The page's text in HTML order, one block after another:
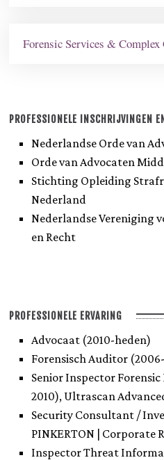
Forensic Services &
PROFESSIONELE INSCHRIJVINGEN
Nederlandse Orde van
Orde van Advocaten
Stichting Opleiding
Nederland
Nederlandse Vereniging
en Recht
PROFESSIONELE ERVARING
Advocaat (2010-heden)
Forensisch Auditor
Senior Inspector
2010), Ultrascan
Security Consultant /
PINKERTON | Corporate
Inspector Threat